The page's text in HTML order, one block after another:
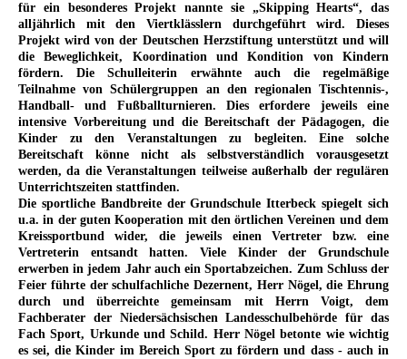
für ein besonderes Projekt nannte sie „Skipping Hearts“, das
alljährlich mit den Viertklässlern durchgeführt wird. Dieses
Projekt wird von der Deutschen Herzstiftung unterstützt und will
die Beweglichkeit, Koordination und Kondition von Kindern
fördern. Die Schulleiterin erwähnte auch die regelmäßige
Teilnahme von Schülergruppen an den regionalen Tischtennis-,
Handball- und Fußballturnieren. Dies erfordere jeweils eine
intensive Vorbereitung und die Bereitschaft der Pädagogen, die
Kinder zu den Veranstaltungen zu begleiten. Eine solche
Bereitschaft könne nicht als selbstverständlich vorausgesetzt
werden, da die Veranstaltungen teilweise außerhalb der regulären
Unterrichtszeiten stattfinden.
Die sportliche Bandbreite der Grundschule Itterbeck spiegelt sich
u.a. in der guten Kooperation mit den örtlichen Vereinen und dem
Kreissportbund wider, die jeweils einen Vertreter bzw. eine
Vertreterin entsandt hatten. Viele Kinder der Grundschule
erwerben in jedem Jahr auch ein Sportabzeichen. Zum Schluss der
Feier führte der schulfachliche Dezernent, Herr Nögel, die Ehrung
durch und überreichte gemeinsam mit Herrn Voigt, dem
Fachberater der Niedersächsischen Landesschulbehörde für das
Fach Sport, Urkunde und Schild. Herr Nögel betonte wie wichtig
es sei, die Kinder im Bereich Sport zu fördern und dass - auch in